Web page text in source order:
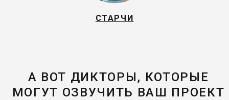
СТАРЧИ
А ВОТ ДИКТОРЫ, КОТОРЫЕ
МОГУТ ОЗВУЧИТЬ ВАШ ПРОЕКТ